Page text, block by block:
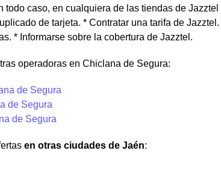
todo caso, en cualquiera de las tiendas de
de tarjeta. * Contratar una tarifa de
* Informarse sobre la cobertura de Jazztel.
operadoras en Chiclana de Segura:
de Segura
de Segura
de Segura
en otras ciudades de Jaén: